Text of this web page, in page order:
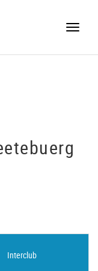
Toggle
Interclub